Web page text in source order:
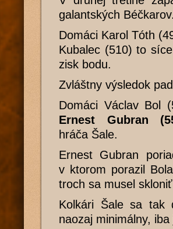
galantských Béčkarov.
Domáci Karol Tóth
Kubalec (510) to
zisk bodu.
Zvláštny výsledok
Domáci Václav Bol
Ernest Gubran
hráča Šale.
Ernest Gubran
v ktorom porazil
troch sa musel
Kolkári Šale sa tak
naozaj minimálny,